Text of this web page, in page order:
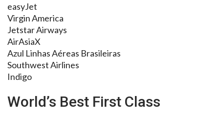
easyJet
Virgin America
Jetstar Airways
AirAsiaX
Azul Linhas Aéreas Brasileiras
Southwest Airlines
Indigo
World’s Best First Class